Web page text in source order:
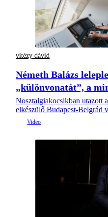
vitézy dávid
Németh Balázs
„különvonatát”, a
Nosztalgiakocsikban utazott
elkészülő Budapest-Belgrád